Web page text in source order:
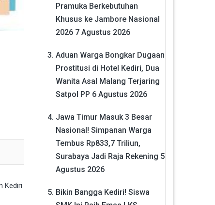
Pramuka Berkebutuhan
Khusus ke Jambore Nasional
2026 7 Agustus 2026
Aduan Warga Bongkar Dugaan
Prostitusi di Hotel Kediri, Dua
Wanita Asal Malang Terjaring
Satpol PP 6 Agustus 2026
Jawa Timur Masuk 3 Besar
Nasional! Simpanan Warga
Tembus Rp833,7 Triliun,
Surabaya Jadi Raja Rekening 5
Agustus 2026
Bikin Bangga Kediri! Siswa